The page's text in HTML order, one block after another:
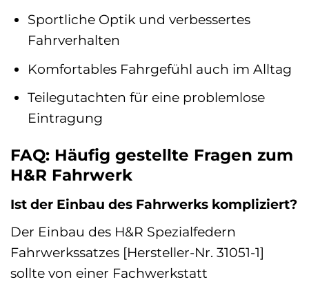
Sportliche Optik und verbessertes
Fahrverhalten
Komfortables Fahrgefühl auch im Alltag
Teilegutachten für eine problemlose
Eintragung
FAQ: Häufig gestellte Fragen zum
H&R Fahrwerk
Ist der Einbau des Fahrwerks kompliziert?
Der Einbau des H&R Spezialfedern
Fahrwerkssatzes [Hersteller-Nr. 31051-1]
sollte von einer Fachwerkstatt